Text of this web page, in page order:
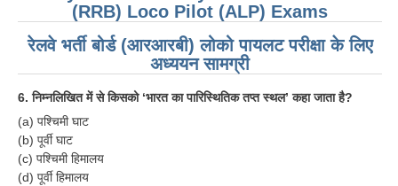
(RRB) Loco Pilot (ALP) Exams
रेलवे भर्ती बोर्ड (आरआरबी) लोको पायलट परीक्षा के लिए
अध्ययन सामग्री
6. निम्नलिखित में से किसको ‘भारत का पारिस्थितिक तप्त स्थल’ कहा जाता है?
(a) पश्चिमी घाट
(b) पूर्वी घाट
(c) पश्चिमी हिमालय
(d) पूर्वी हिमालय